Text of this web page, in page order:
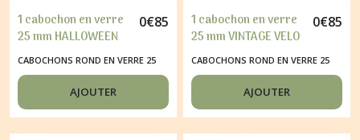
1 cabochon en verre
25 mm HALLOWEEN
0€85
CABOCHONS ROND EN VERRE 25
MM
AJOUTER
1 cabochon en verre
25 mm VINTAGE VELO
ECRITURE
0€85
CABOCHONS ROND EN VERRE 25
MM
AJOUTER